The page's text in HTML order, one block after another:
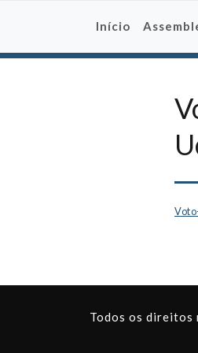
Início
Todos os direitos